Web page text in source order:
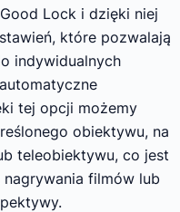
Lock i dzięki niej
które pozwalają
indywidualnych
tej opcji możemy
obiektywu, na
teleobiektywu, co jest
filmów lub